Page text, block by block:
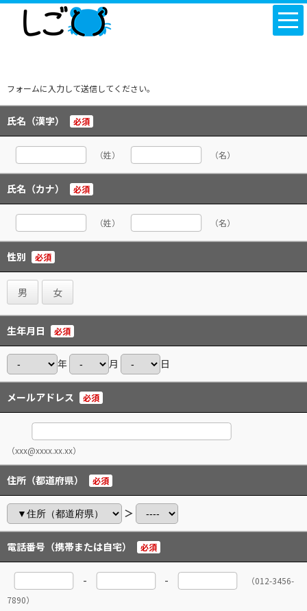
フォームに入力して送信してください。
氏名（漢字） 必須
（姓） （名）
氏名（カナ） 必須
（姓） （名）
性別 必須
男 女
生年月日 必須
年 月 日
メールアドレス 必須
（xxx@xxxx.xx.xx）
住所（都道府県） 必須
＞
電話番号（携帯または自宅） 必須
- -
（012-3456-
7890）